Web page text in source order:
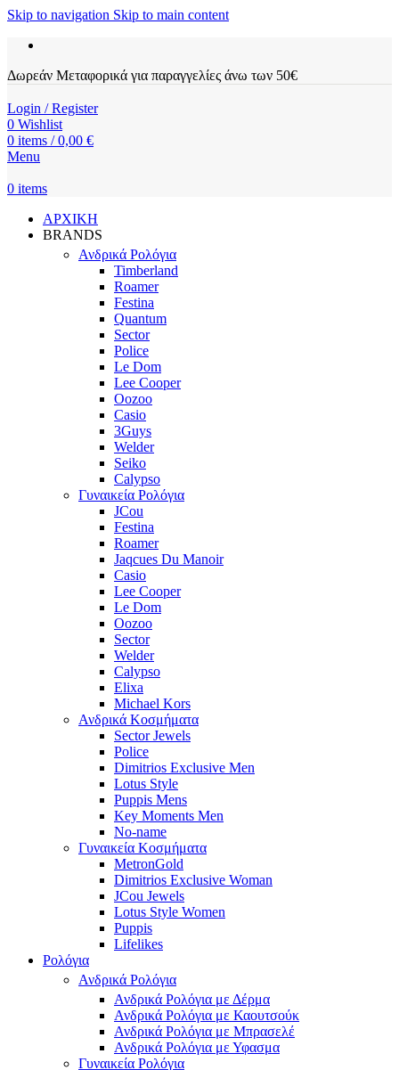
Skip to navigation Skip to main content
Δωρεάν Μεταφορικά για παραγγελίες άνω των 50€
Login / Register
0 Wishlist
0 items / 0,00 €
Menu
0 items
ΑΡΧΙΚΗ
BRANDS
Ανδρικά Ρολόγια
Timberland
Roamer
Festina
Quantum
Sector
Police
Le Dom
Lee Cooper
Oozoo
Casio
3Guys
Welder
Seiko
Calypso
Γυναικεία Ρολόγια
JCou
Festina
Roamer
Jaqcues Du Manoir
Casio
Lee Cooper
Le Dom
Oozoo
Sector
Welder
Calypso
Elixa
Michael Kors
Ανδρικά Κοσμήματα
Sector Jewels
Police
Dimitrios Exclusive Men
Lotus Style
Puppis Mens
Key Moments Men
No-name
Γυναικεία Κοσμήματα
MetronGold
Dimitrios Exclusive Woman
JCou Jewels
Lotus Style Women
Puppis
Lifelikes
Ρολόγια
Ανδρικά Ρολόγια
Ανδρικά Ρολόγια με Δέρμα
Ανδρικά Ρολόγια με Καουτσούκ
Ανδρικά Ρολόγια με Μπρασελέ
Ανδρικά Ρολόγια με Υφασμα
Γυναικεία Ρολόγια